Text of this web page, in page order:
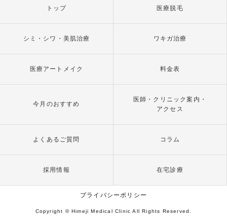
トップ 医療脱毛
シミ・シワ・美肌治療 ワキガ治療
医療アートメイク 料金表
今月のおすすめ
医師・クリニック案内・
アクセス
よくあるご質問 コラム
採用情報 在宅診療
プライバシーポリシー
Copyright © Himeji Medical Clinic All Rights Reserved.